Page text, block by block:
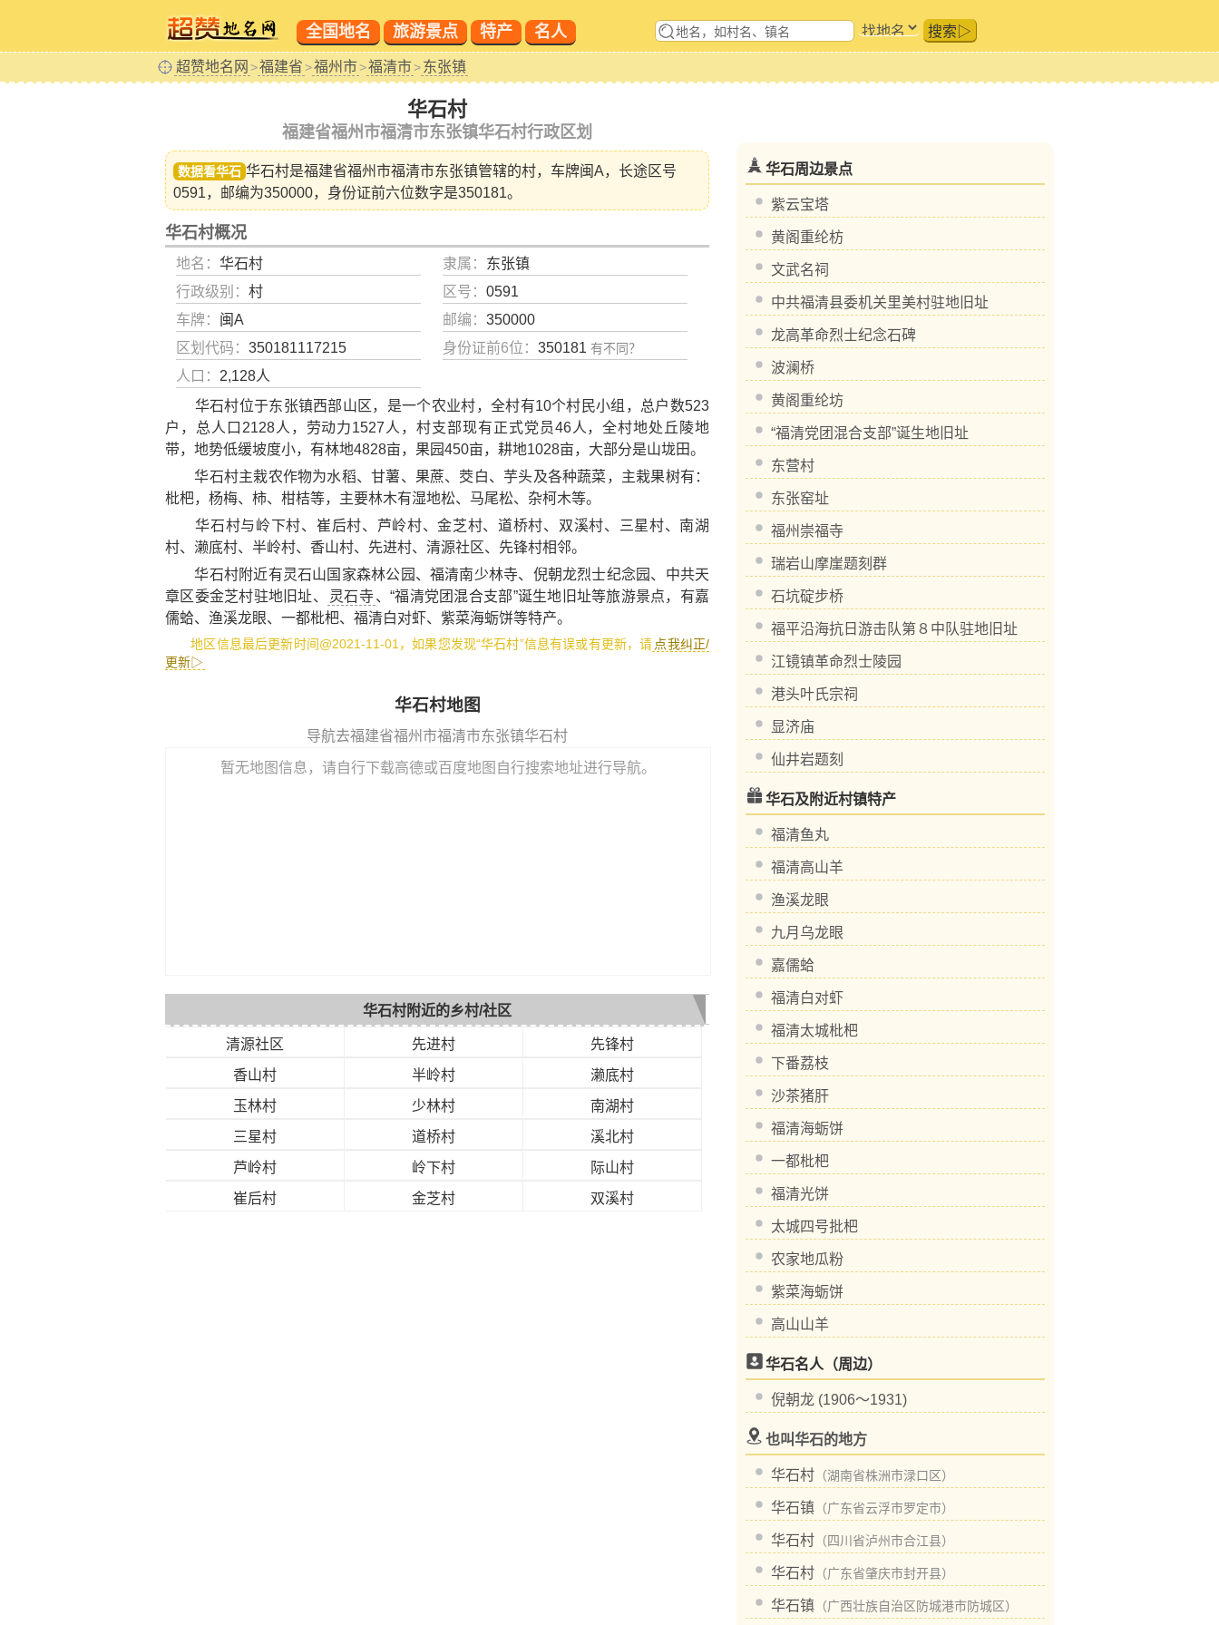
全国地名 旅游景点 特产 名人 搜索▷
超赞地名网 >福建省>福州市>福清市>东张镇
华石村
福建省福州市福清市东张镇华石村行政区划
数据看华石 华石村是福建省福州市福清市东张镇管辖的村，车牌闽A，长途区号
0591，邮编为350000，身份证前六位数字是350181。
华石村概况
地名： 华石村 隶属： 东张镇
行政级别： 村 区号： 0591
车牌： 闽A 邮编： 350000
区划代码： 350181117215 身份证前6位： 350181 有不同？
人口： 2,128人
华石村位于东张镇西部山区，是一个农业村，全村有10个村民小组，总户数523
户，总人口2128人，劳动力1527人，村支部现有正式党员46人，全村地处丘陵地
带，地势低缓坡度小，有林地4828亩，果园450亩，耕地1028亩，大部分是山垅田。
华石村主栽农作物为水稻、甘薯、果蔗、茭白、芋头及各种蔬菜，主栽果树有：
枇杷，杨梅、柿、柑桔等，主要林木有湿地松、马尾松、杂柯木等。
华石村与岭下村、崔后村、芦岭村、金芝村、道桥村、双溪村、三星村、南湖
村、濑底村、半岭村、香山村、先进村、清源社区、先锋村相邻。
华石村附近有灵石山国家森林公园 、福清南少林寺、 倪朝龙烈士纪念园 、 中共天
章区委金芝村驻地旧址、 灵石寺、“福清党团混合支部”诞生地旧址等旅游景点，有嘉
儒蛤、 渔溪龙眼、 一都枇杷、 福清白对虾、 紫菜海蛎饼等特产。
地区信息最后更新时间@2021-11-01，如果您发现“华石村”信息有误或有更新，请 点我纠正/
更新▷
华石村地图
导航去福建省福州市福清市东张镇华石村
暂无地图信息，请自行下载高德或百度地图自行搜索地址进行导航。
华石村附近的乡村/社区
清源社区 先进村
先锋村
香山村
半岭村
濑底村
玉林村
少林村
南湖村
三星村
道桥村
溪北村
芦岭村
岭下村
际山村
崔后村
金芝村 双溪村
华石周边景点
紫云宝塔
黄阁重纶枋
文武名祠
中共福清县委机关里美村驻地旧址
龙高革命烈士纪念石碑
波澜桥
黄阁重纶坊
“福清党团混合支部”诞生地旧址
东营村
东张窑址
福州崇福寺
瑞岩山摩崖题刻群
石坑碇步桥
福平沿海抗日游击队第８中队驻地旧址
江镜镇革命烈士陵园
港头叶氏宗祠
显济庙
仙井岩题刻
华石及附近村镇特产
福清鱼丸
福清高山羊
渔溪龙眼
九月乌龙眼
嘉儒蛤
福清白对虾
福清太城枇杷
下番荔枝
沙茶猪肝
福清海蛎饼
一都枇杷
福清光饼
太城四号批杷
农家地瓜粉
紫菜海蛎饼
高山山羊
华石名人（周边）
倪朝龙 (1906～1931)
也叫华石的地方
华石村 （湖南省株洲市渌口区）
华石镇 （广东省云浮市罗定市）
华石村 （四川省泸州市合江县）
华石村 （广东省肇庆市封开县）
华石镇 （广西壮族自治区防城港市防城区）